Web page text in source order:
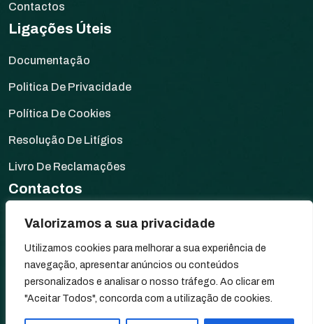
Valorizamos a sua privacidade
Utilizamos cookies para melhorar a sua experiência de
navegação, apresentar anúncios ou conteúdos
personalizados e analisar o nosso tráfego. Ao clicar em
"Aceitar Todos", concorda com a utilização de cookies.
Contactos
Ligações Úteis
Documentação
Politica De Privacidade
Política De Cookies
Resolução De Litígios
Livro De Reclamações
Contactos
Rua da Fonte de Elvas,
7340-034 Arronches, Portugal
+351 245 580 067
geral@tiagovelez.pt